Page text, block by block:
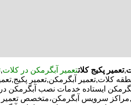
,تعمیر پکیج کلاتتعمیر آبگرمکن در کلات,
کلات,تعمیر آبگرمکن,تعمیر
ایستاده خدمات نصب آبگرمکن
سرویس آبگرمکن،متخصص تعمیر